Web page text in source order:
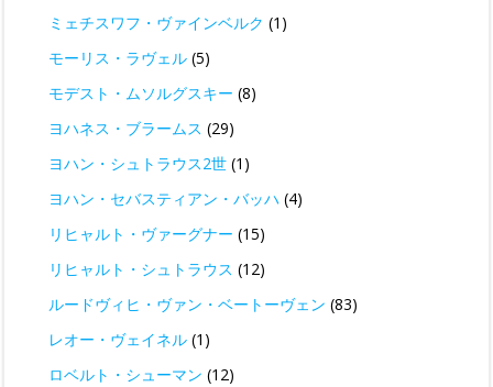
ミェチスワフ・ヴァインベルク (1)
モーリス・ラヴェル (5)
モデスト・ムソルグスキー (8)
ヨハネス・ブラームス (29)
ヨハン・シュトラウス2世 (1)
ヨハン・セバスティアン・バッハ (4)
リヒャルト・ヴァーグナー (15)
リヒャルト・シュトラウス (12)
ルードヴィヒ・ヴァン・ベートーヴェン (83)
レオー・ヴェイネル (1)
ロベルト・シューマン (12)